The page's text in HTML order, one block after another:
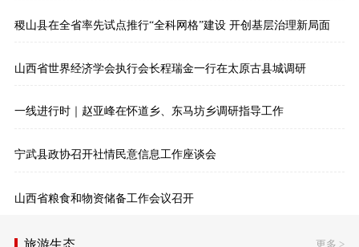
稷山县在全省率先试点推行“全科网格”建设 开创基层治理新局面
山西省世界经济学会执行会长程瑞金一行在太原古县城调研
一线进行时｜赵亚峰在怀道乡、东马坊乡调研指导工作
宁武县政协召开社情民意信息工作座谈会
山西省粮食和物资储备工作会议召开
更多 >